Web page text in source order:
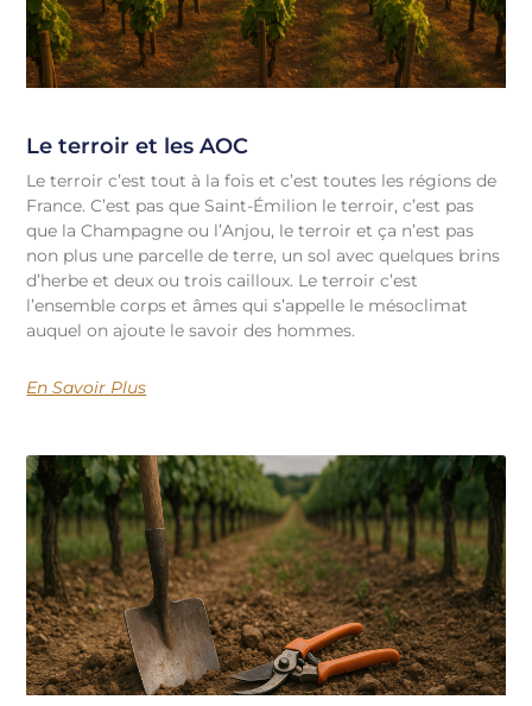
Le terroir et les AOC
Le terroir c’est tout à la fois et c’est toutes les régions de
France. C’est pas que Saint-Émilion le terroir, c’est pas
que la Champagne ou l’Anjou, le terroir et ça n’est pas
non plus une parcelle de terre, un sol avec quelques brins
d’herbe et deux ou trois cailloux. Le terroir c’est
l’ensemble corps et âmes qui s’appelle le mésoclimat
auquel on ajoute le savoir des hommes.
En Savoir Plus